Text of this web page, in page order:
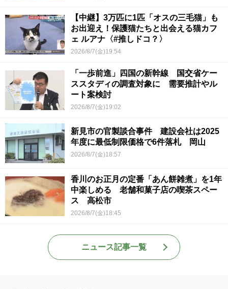
【中継】3万匹に1匹「オスの三毛猫」も
お出迎え！保護猫たちと出会える猫カフ
ェ ルアナ〈#推しドコ？〉
2026/8/7(金)19:54
「一歩前進」四国の新幹線 国交省ケー
ススタディの調査対象に 需要推計やル
ート案検討
2026/8/7(金)19:02
新見市の官製談合事件 建設会社は2025
年度に最低制限価格で6件落札 岡山
2026/8/7(金)18:57
香川のお正月の定番「あん餅雑煮」を1年
中楽しめる 老舗和菓子店の喫茶スペー
ス 高松市
2026/8/7(金)18:45
ニュース記事一覧